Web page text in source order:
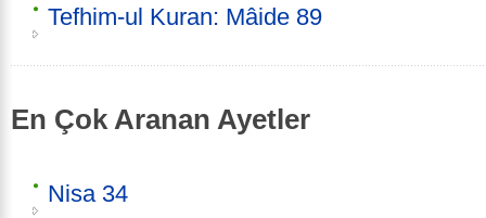
Tefhim-ul Kuran: Mâide 89
En Çok Aranan Ayetler
Nisa 34